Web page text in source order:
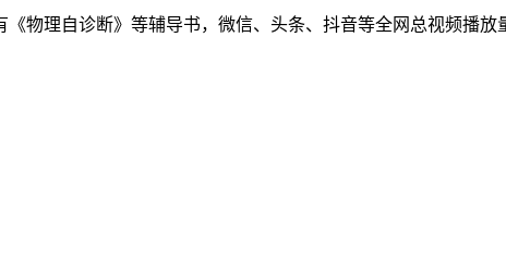
物理自诊断》等辅导书，微信、头条、抖音等全网总视频播放